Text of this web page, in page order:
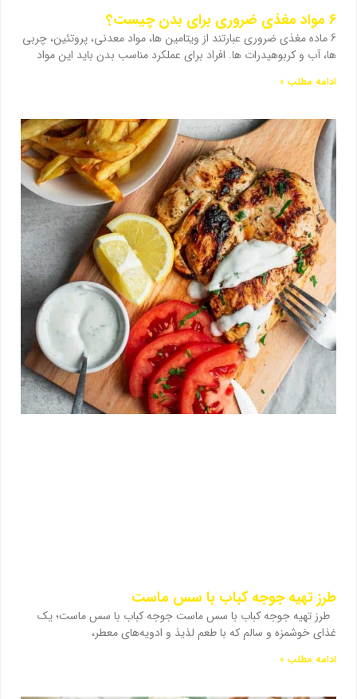
6 مواد مغذی ضروری برای بدن چیست؟
6 ماده مغذی ضروری عبارتند از ویتامین ها، مواد معدنی، پروتئین، چربی
ها، آب و کربوهیدرات ها. افراد برای عملکرد مناسب بدن باید این مواد
ادامه مطلب »
طرز تهیه جوجه کباب با سس ماست
طرز تهیه جوجه کباب با سس ماست جوجه کباب با سس ماست؛ یک
غذای خوشمزه و سالم که با طعم لذیذ و ادویه‌های معطر،
ادامه مطلب »